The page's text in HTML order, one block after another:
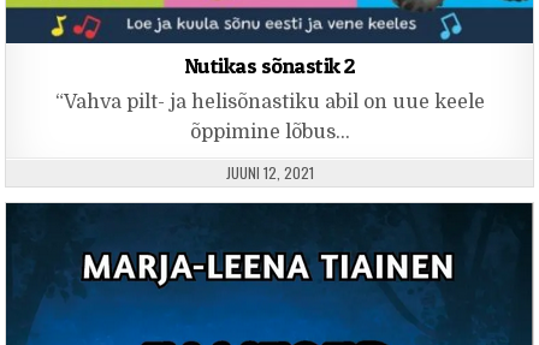
Nutikas sõnastik 2
“Vahva pilt- ja helisõnastiku abil on uue keele
õppimine lõbus…
PUBLISHED DATE:
JUUNI 12, 2021